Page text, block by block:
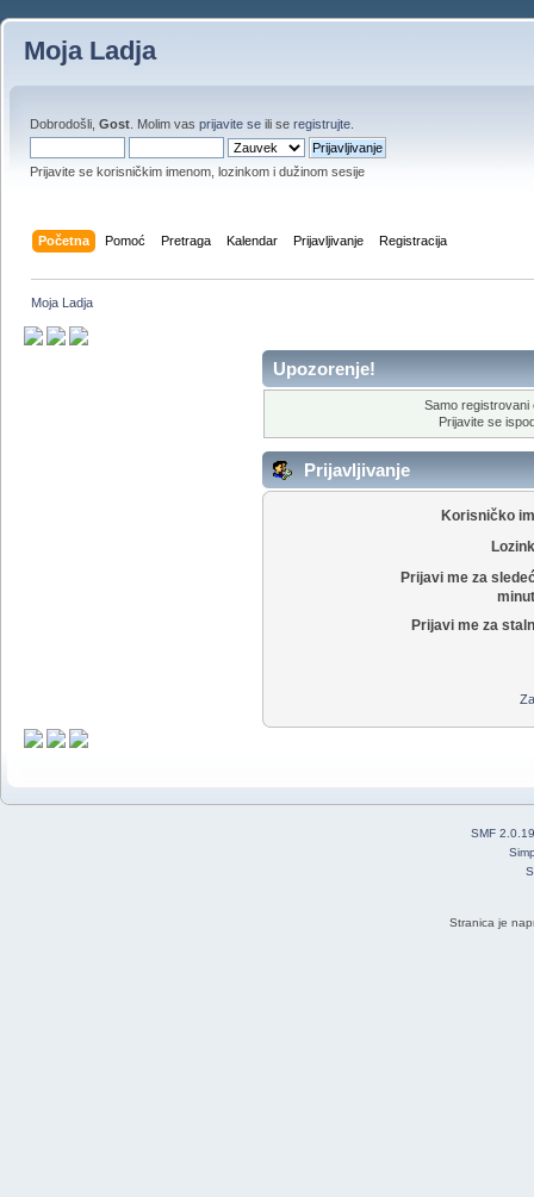
Moja Ladja
Dobrodošli, Gost . Molim vas prijavite se ili se registrujte
Prijavite se korisničkim imenom, lozinkom i dužinom sesije
Početna Pomoć Pretraga Kalendar Prijavljivanje Registracija
Moja Ladja
Upozorenje!
Samo registrovani
Prijavite se
Prijavljivanje
Korisničko
Prijavi me za
Prijavi me za
SMF 2.0.19
Stranica je